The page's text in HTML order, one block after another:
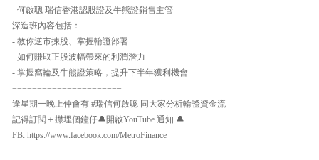
- 何啟聰 瑞信香港認股證及牛熊證銷售主管
深造班內容包括：
- 教你逆市揀股、掌握輪證部署
- 如何賺取正股波幅帶來的利潤潛力
- 掌握窩輪及牛熊證策略，提升下半年獲利機會
======================
逢星期一晚上仲會有 #瑞信何啟聰 同大家分析輪證資金流
記得訂閱＋㩒埋個鐘仔🔔開啟YouTube 通知 🔔
FB: https://www.facebook.com/MetroFinance